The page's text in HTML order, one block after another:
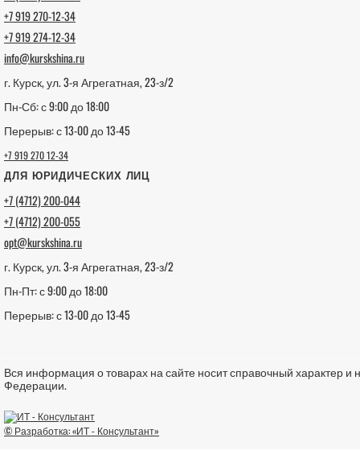
+7 919 270-12-34
+7 919 274-12-34
info@kurskshina.ru
г. Курск, ул. 3-я Агрегатная, 23-з/2
Пн-Сб: с 9:00 до 18:00
Перерыв: с 13-00 до 13-45
+7 919 270 12-34
ДЛЯ ЮРИДИЧЕСКИХ ЛИЦ
+7 (4712) 200-044
+7 (4712) 200-055
opt@kurskshina.ru
г. Курск, ул. 3-я Агрегатная, 23-з/2
Пн-Пт: с 9:00 до 18:00
Перерыв: с 13-00 до 13-45
Вся информация о товарах на сайте носит справочный характер
Федерации.
© Разработка: «ИТ - Консультант»